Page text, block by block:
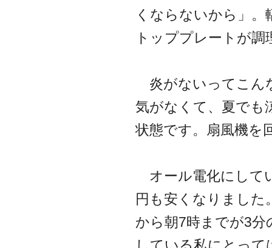
くならないから」
トッププレートが
炎がないってこん
気がなくて、夏でも
状態です。扇風機を
オール電化にして
円も安くなりました
から朝7時までが3分